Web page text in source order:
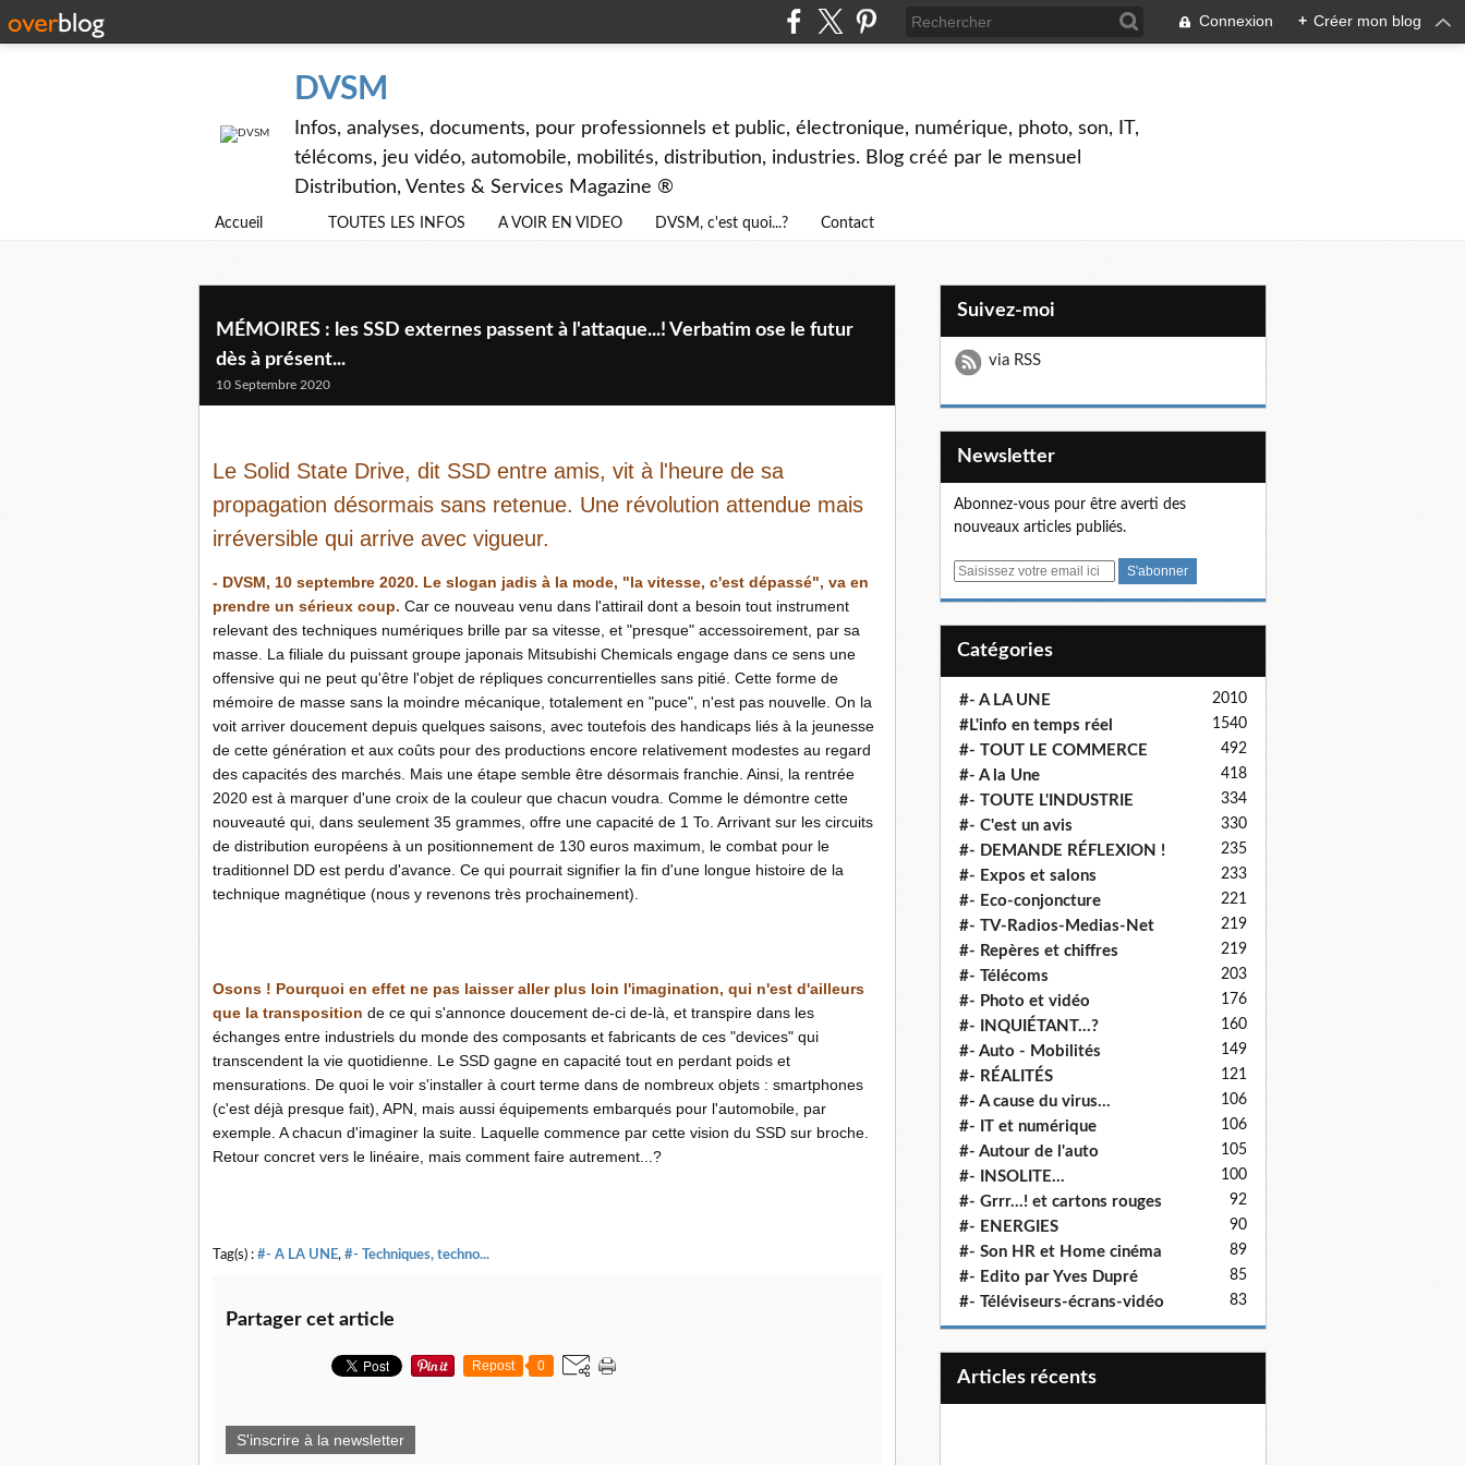
Connexion + Créer mon blog
DVSM
Infos, analyses, documents, pour professionnels et public, électronique, numérique, photo, son, IT,
télécoms, jeu vidéo, automobile, mobilités, distribution, industries. Blog créé par le mensuel
Distribution, Ventes & Services Magazine ®
Accueil TOUTES LES INFOS A VOIR EN VIDEO DVSM, c'est quoi...? Contact
MÉMOIRES : les SSD externes passent à l'attaque...! Verbatim ose le futur
dès à présent...
10 Septembre 2020
Le Solid State Drive, dit SSD entre amis, vit à l'heure de sa
propagation désormais sans retenue. Une révolution attendue mais
irréversible qui arrive avec vigueur.
- DVSM, 10 septembre 2020. Le slogan jadis à la mode, "la vitesse, c'est dépassé", va en
prendre un sérieux coup. Car ce nouveau venu dans l'attirail dont a besoin tout instrument
relevant des techniques numériques brille par sa vitesse, et "presque" accessoirement, par sa
masse. La filiale du puissant groupe japonais Mitsubishi Chemicals engage dans ce sens une
offensive qui ne peut qu'être l'objet de répliques concurrentielles sans pitié. Cette forme de
mémoire de masse sans la moindre mécanique, totalement en "puce", n'est pas nouvelle. On la
voit arriver doucement depuis quelques saisons, avec toutefois des handicaps liés à la jeunesse
de cette génération et aux coûts pour des productions encore relativement modestes au regard
des capacités des marchés. Mais une étape semble être désormais franchie. Ainsi, la rentrée
2020 est à marquer d'une croix de la couleur que chacun voudra. Comme le démontre cette
nouveauté qui, dans seulement 35 grammes, offre une capacité de 1 To. Arrivant sur les circuits
de distribution européens à un positionnement de 130 euros maximum, le combat pour le
traditionnel DD est perdu d'avance. Ce qui pourrait signifier la fin d'une longue histoire de la
technique magnétique (nous y revenons très prochainement).
Osons ! Pourquoi en effet ne pas laisser aller plus loin l'imagination, qui n'est d'ailleurs
que la transposition de ce qui s'annonce doucement de-ci de-là, et transpire dans les
échanges entre industriels du monde des composants et fabricants de ces "devices" qui
transcendent la vie quotidienne. Le SSD gagne en capacité tout en perdant poids et
mensurations. De quoi le voir s'installer à court terme dans de nombreux objets : smartphones
(c'est déjà presque fait), APN, mais aussi équipements embarqués pour l'automobile, par
exemple. A chacun d'imaginer la suite. Laquelle commence par cette vision du SSD sur broche.
Retour concret vers le linéaire, mais comment faire autrement...?
Tag(s) : #- A LA UNE, #- Techniques, techno...
Partager cet article
Repost 0
S'inscrire à la newsletter
Suivez-moi
via RSS
Newsletter
Abonnez-vous pour être averti des
nouveaux articles publiés.
E
Catégories
#- A LA UNE 2010
#L'info en temps réel 1540
#- TOUT LE COMMERCE 492
#- A la Une 418
#- TOUTE L'INDUSTRIE 334
#- C'est un avis 330
#- DEMANDE RÉFLEXION ! 235
#- Expos et salons 233
#- Eco-conjoncture 221
#- TV-Radios-Medias-Net 219
#- Repères et chiffres 219
#- Télécoms 203
#- Photo et vidéo 176
#- INQUIÉTANT...? 160
#- Auto - Mobilités 149
#- RÉALITÉS 121
#- A cause du virus... 106
#- IT et numérique 106
#- Autour de l'auto 105
#- INSOLITE... 100
#- Grrr...! et cartons rouges 92
#- ENERGIES 90
#- Son HR et Home cinéma 89
#- Edito par Yves Dupré 85
#- Téléviseurs-écrans-vidéo 83
articles récents